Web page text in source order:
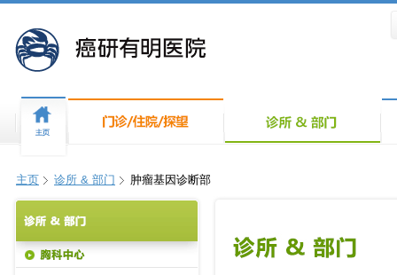
主页 诊所 & 部门 肿瘤基因诊断部